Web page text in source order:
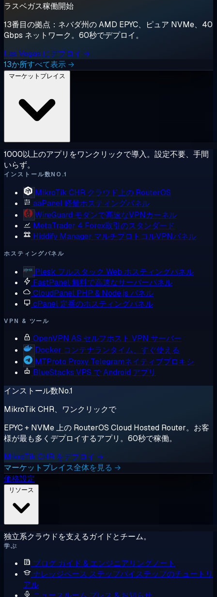
ラスベガス稼働開始
13番目の拠点：ネバダ州の AMD EPYC、ピュア NVMe、40
Gbps ネットワーク。60秒でデプロイ。
Las Vegas にデプロイ →
13か所すべて表示 →
1000以上のアプリをワンクリックで導入。設定不要、手間
いらず。
インストール数NO.1
MikroTik CHR クラウド上の RouterOS
aaPanel軽量ホスティングパネル
WireGuard モダンで高速なVPNカーネル
MetaTrader 4 Forex取引のスタンダード
Hiddify Manager マルチプロトコルVPNパネル
ホスティングパネル
Plesk フルスタック Web ホスティングパネル
FastPanel無料で高速なサーバーパネル
CloudPanel PHP & Node.js パネル
cPanel 定番のホスティングパネル
VPN & ツール
OpenVPN AS セルフホスト VPN サーバー
Docker コンテナランタイム、すぐ使える
MTProto Proxy Telegramネイティブプロキシ
BlueStacks VPS で Android アプリ
インストール数No.1
MikroTik CHR、ワンクリックで
EPYC + NVMe 上の RouterOS Cloud Hosted Router。お客
様が最も多くデプロイするアプリ。60秒で稼働。
MikroTik CHR をデプロイ →
マーケットプレイス全体を見る →
価格設定
独立系クラウドを支えるガイドとチーム。
学ぶ
ブログ ガイド & エンジニアリングノート
ナレッジベース ステップバイステップのチュートリ
アル